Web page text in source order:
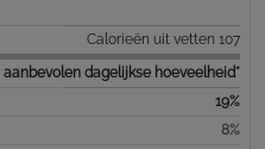
Calorieën uit vetten 107
aanbevolen dagelijkse hoeveelheid*
19%
8%